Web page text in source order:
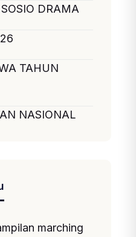
DRAMA
TAHUN
NASIONAL
marching